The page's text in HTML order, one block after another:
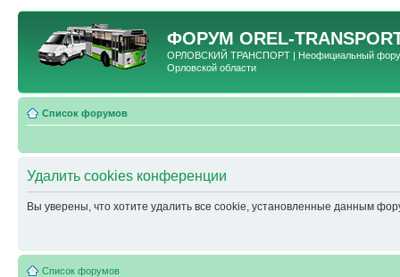
ФОРУМ OREL-
ОРЛОВСКИЙ ТРАНСПОРТ | Неофициальный форум
Орловской области
Список форумов
Удалить cookies конференции
Вы уверены, что хотите удалить все cookie, установленные данным
Список форумов